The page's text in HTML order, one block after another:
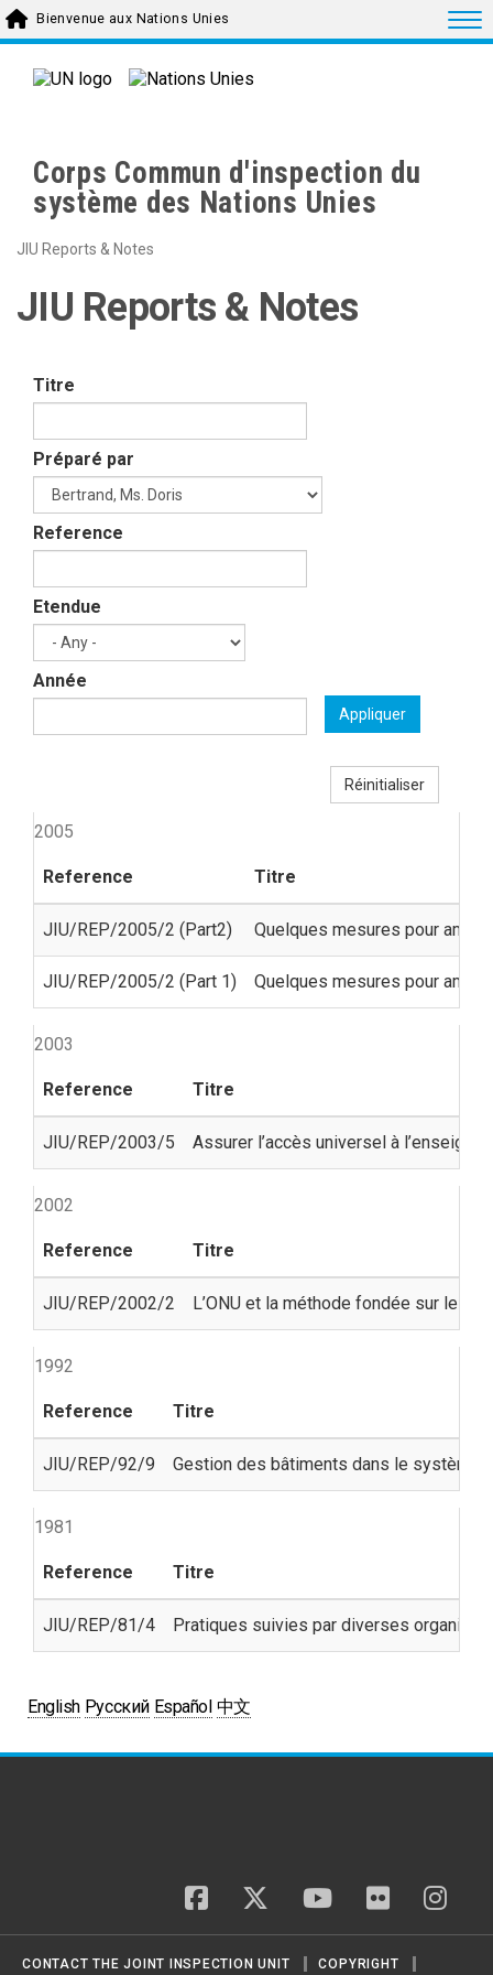
Skip to main content
Bienvenue aux Nations Unies
Corps Commun d'inspection du
système des Nations Unies
JIU Reports & Notes
JIU Reports & Notes
Titre
Préparé par
Reference
Etendue
Année
Appliquer
Réinitialiser
2005
Reference Titre
JIU/REP/2005/2 (Part2) Quelques mesures pour
JIU/REP/2005/2 (Part 1) Quelques mesures pour
2003
Reference Titre
JIU/REP/2003/5 Assurer l’accès universel à
2002
Reference Titre
JIU/REP/2002/2 L’ONU et la méthode fondée sur les
1992
Reference Titre
JIU/REP/92/9 Gestion des bâtiments dans le système
1981
Reference Titre
JIU/REP/81/4 Pratiques suivies par diverses
English Русский Español 中文
facebook twitter youtube
CONTACT THE JOINT INSPECTION UNIT COPYRIGHT